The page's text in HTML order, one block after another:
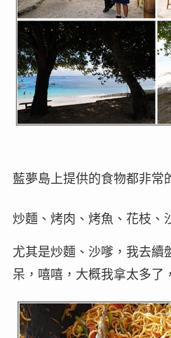
藍夢島上提供的食物都非常
炒麵、烤肉、烤魚、花枝、
尤其是炒麵、沙嗲，我去續
呆，嘻嘻，大概我拿太多了